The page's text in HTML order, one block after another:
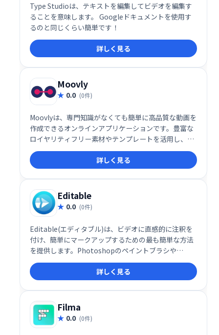
Type Studioは、テキストを編集してビデオを編集す
ることを意味します。 Googleドキュメントを使用す
るのと同じくらい簡単です！
詳しく見る
Moovly
0.0 (0件)
Moovlyは、専門知識がなくても簡単に高品質な動画を
作成できるオンラインアプリケーションです。豊富な
ロイヤリティフリー素材やテンプレートを活用し、写
真、動画、テキスト、音声などを組み合わせて、マー
ケティング、学習、コミュニケーション用途の動画を
制作できます。ゼロから作成することも、テンプレー
トをカスタマイズすることも可能です。
詳しく見る
Editable
0.0 (0件)
Editable(エディタブル)は、ビデオに直感的に注釈を
付け、簡単にマークアップするための最も簡単な方法
を提供します。Photoshopのペイントブラシや
FinalCut Proの画面管理などの高品質のデザイン編集
機能は必要なく、簡単な注釈エクスペリエンスを提供
します。
詳しく見る
Filma
0.0 (0件)